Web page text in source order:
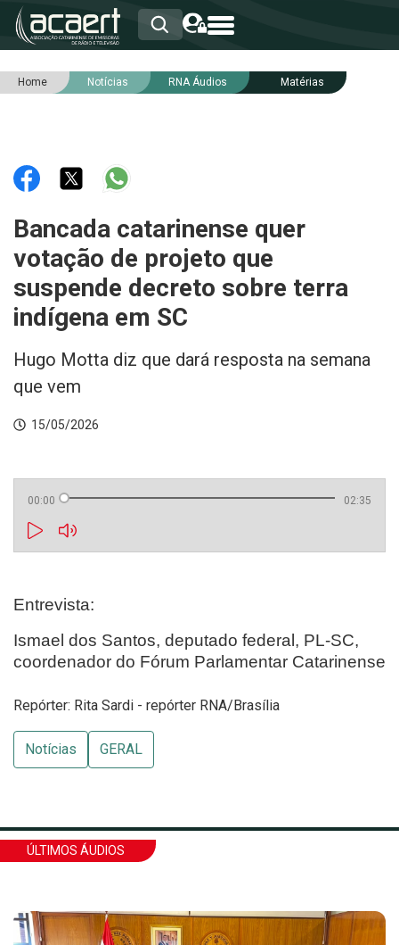
HOME
RNA
NOTÍCIAS
INTEGRIDADE
Home Notícias RNA Áudios Matérias
Bancada catarinense quer
votação de projeto que
suspende decreto sobre terra
indígena em SC
Hugo Motta diz que dará resposta na semana
que vem
15/05/2026
00:00 02:35
Entrevista:
Ismael dos Santos, deputado federal, PL-SC,
coordenador do Fórum Parlamentar Catarinense
Repórter: Rita Sardi - repórter RNA/Brasília
Notícias GERAL
ÚLTIMOS ÁUDIOS